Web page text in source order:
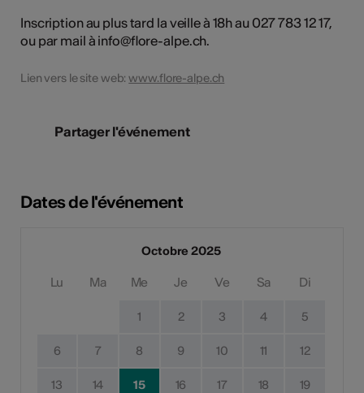
Inscription au plus tard la veille à 18h au 027 783 12 17,
ou par mail à info@flore-alpe.ch.
Lien vers le site web:www.flore-alpe.ch
Partager l'événement
Dates de l'événement
Octobre 2025
Lu Ma Me Je Ve Sa Di
1 2 3 4 5
6 7 8 9 10 11 12
13 14 15 16 17 18 19